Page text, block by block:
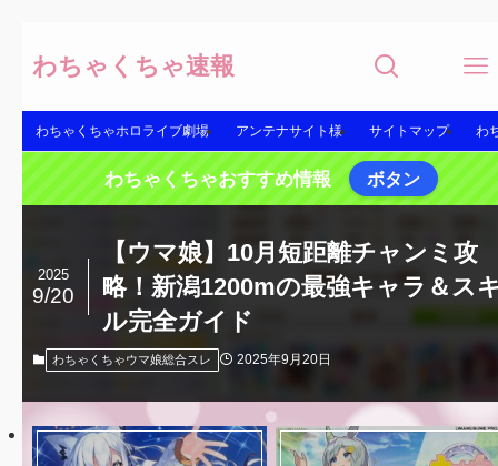
わちゃくちゃ速報
わちゃくちゃホロライブ劇場 アンテナサイト様 サイトマップ わ
わちゃくちゃおすすめ情報 ボタン
【ウマ娘】10月短距離チャンミ攻
略！新潟1200mの最強キャラ＆ス
ル完全ガイド
2025
9/20
わちゃくちゃウマ娘総合スレ 2025年9月20日